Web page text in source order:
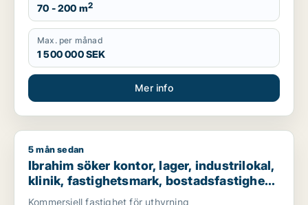
70 - 200 m2
Max. per månad
1 500 000 SEK
Mer info
Ibrahim söker kontor, lager, industrilokal, klinik,
5 mån sedan
Ibrahim söker kontor, lager, industrilokal,
klinik, fastighetsmark, bostadsfastighet,
hotell eller garage till salu i Stockholms
Kommersiell fastighet för uthyrning